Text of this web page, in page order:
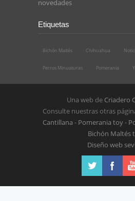
novedades
Etiquetas
Bichón Maltés Chihuahua
Perros Minuaturas Pomerania
Una web de Criadero
Consulte nuestras otras
Cantillana - Pomerania toy-
Bichón Maltés
Diseño web